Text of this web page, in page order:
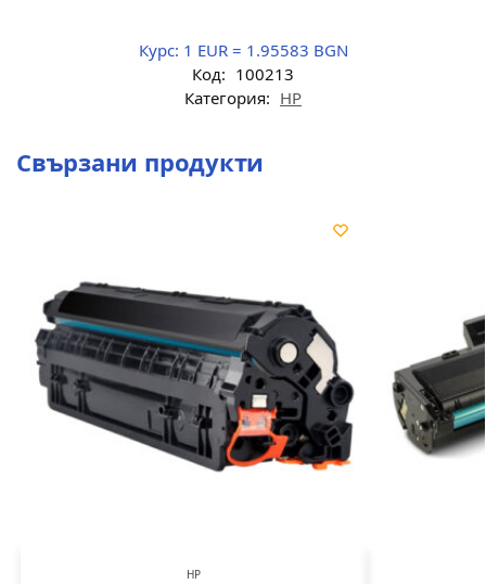
Курс: 1 EUR = 1.95583 BGN
Код: 100213
Категория: HP
Свързани продукти
HP